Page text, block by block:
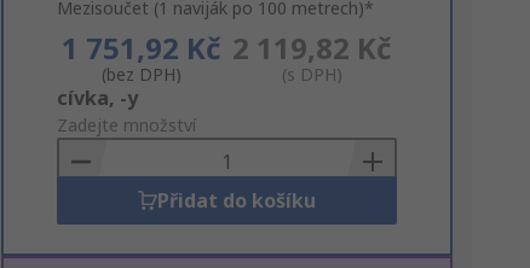
Mezisoučet (1 naviják po 100 metrech)*
1 751,92 Kč
(bez DPH)
2 119,82 Kč
(s DPH)
Add
to
Basket
cívka, -y
Zadejte množství
Přidat do košíku